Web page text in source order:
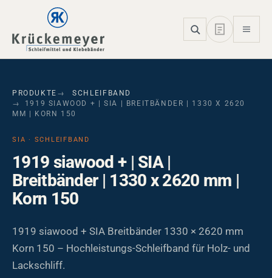
Skip to main navigation
Skip to main content
Skip to page footer
PRODUKTE
SCHLEIFBAND
1919 SIAWOOD + | SIA | BREITBÄNDER | 1330 X 2620
MM | KORN 150
SIA · SCHLEIFBAND
1919 siawood + | SIA |
Breitbänder | 1330 x 2620 mm |
Korn 150
1919 siawood + SIA Breitbänder 1330 × 2620 mm
Korn 150 – Hochleistungs-Schleifband für Holz- und
Lackschliff.